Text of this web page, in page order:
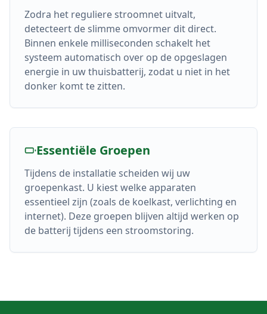
Zodra het reguliere stroomnet uitvalt,
detecteert de slimme omvormer dit direct.
Binnen enkele milliseconden schakelt het
systeem automatisch over op de opgeslagen
energie in uw thuisbatterij, zodat u niet in het
donker komt te zitten.
Essentiële Groepen
Tijdens de installatie scheiden wij uw
groepenkast. U kiest welke apparaten
essentieel zijn (zoals de koelkast, verlichting en
internet). Deze groepen blijven altijd werken op
de batterij tijdens een stroomstoring.